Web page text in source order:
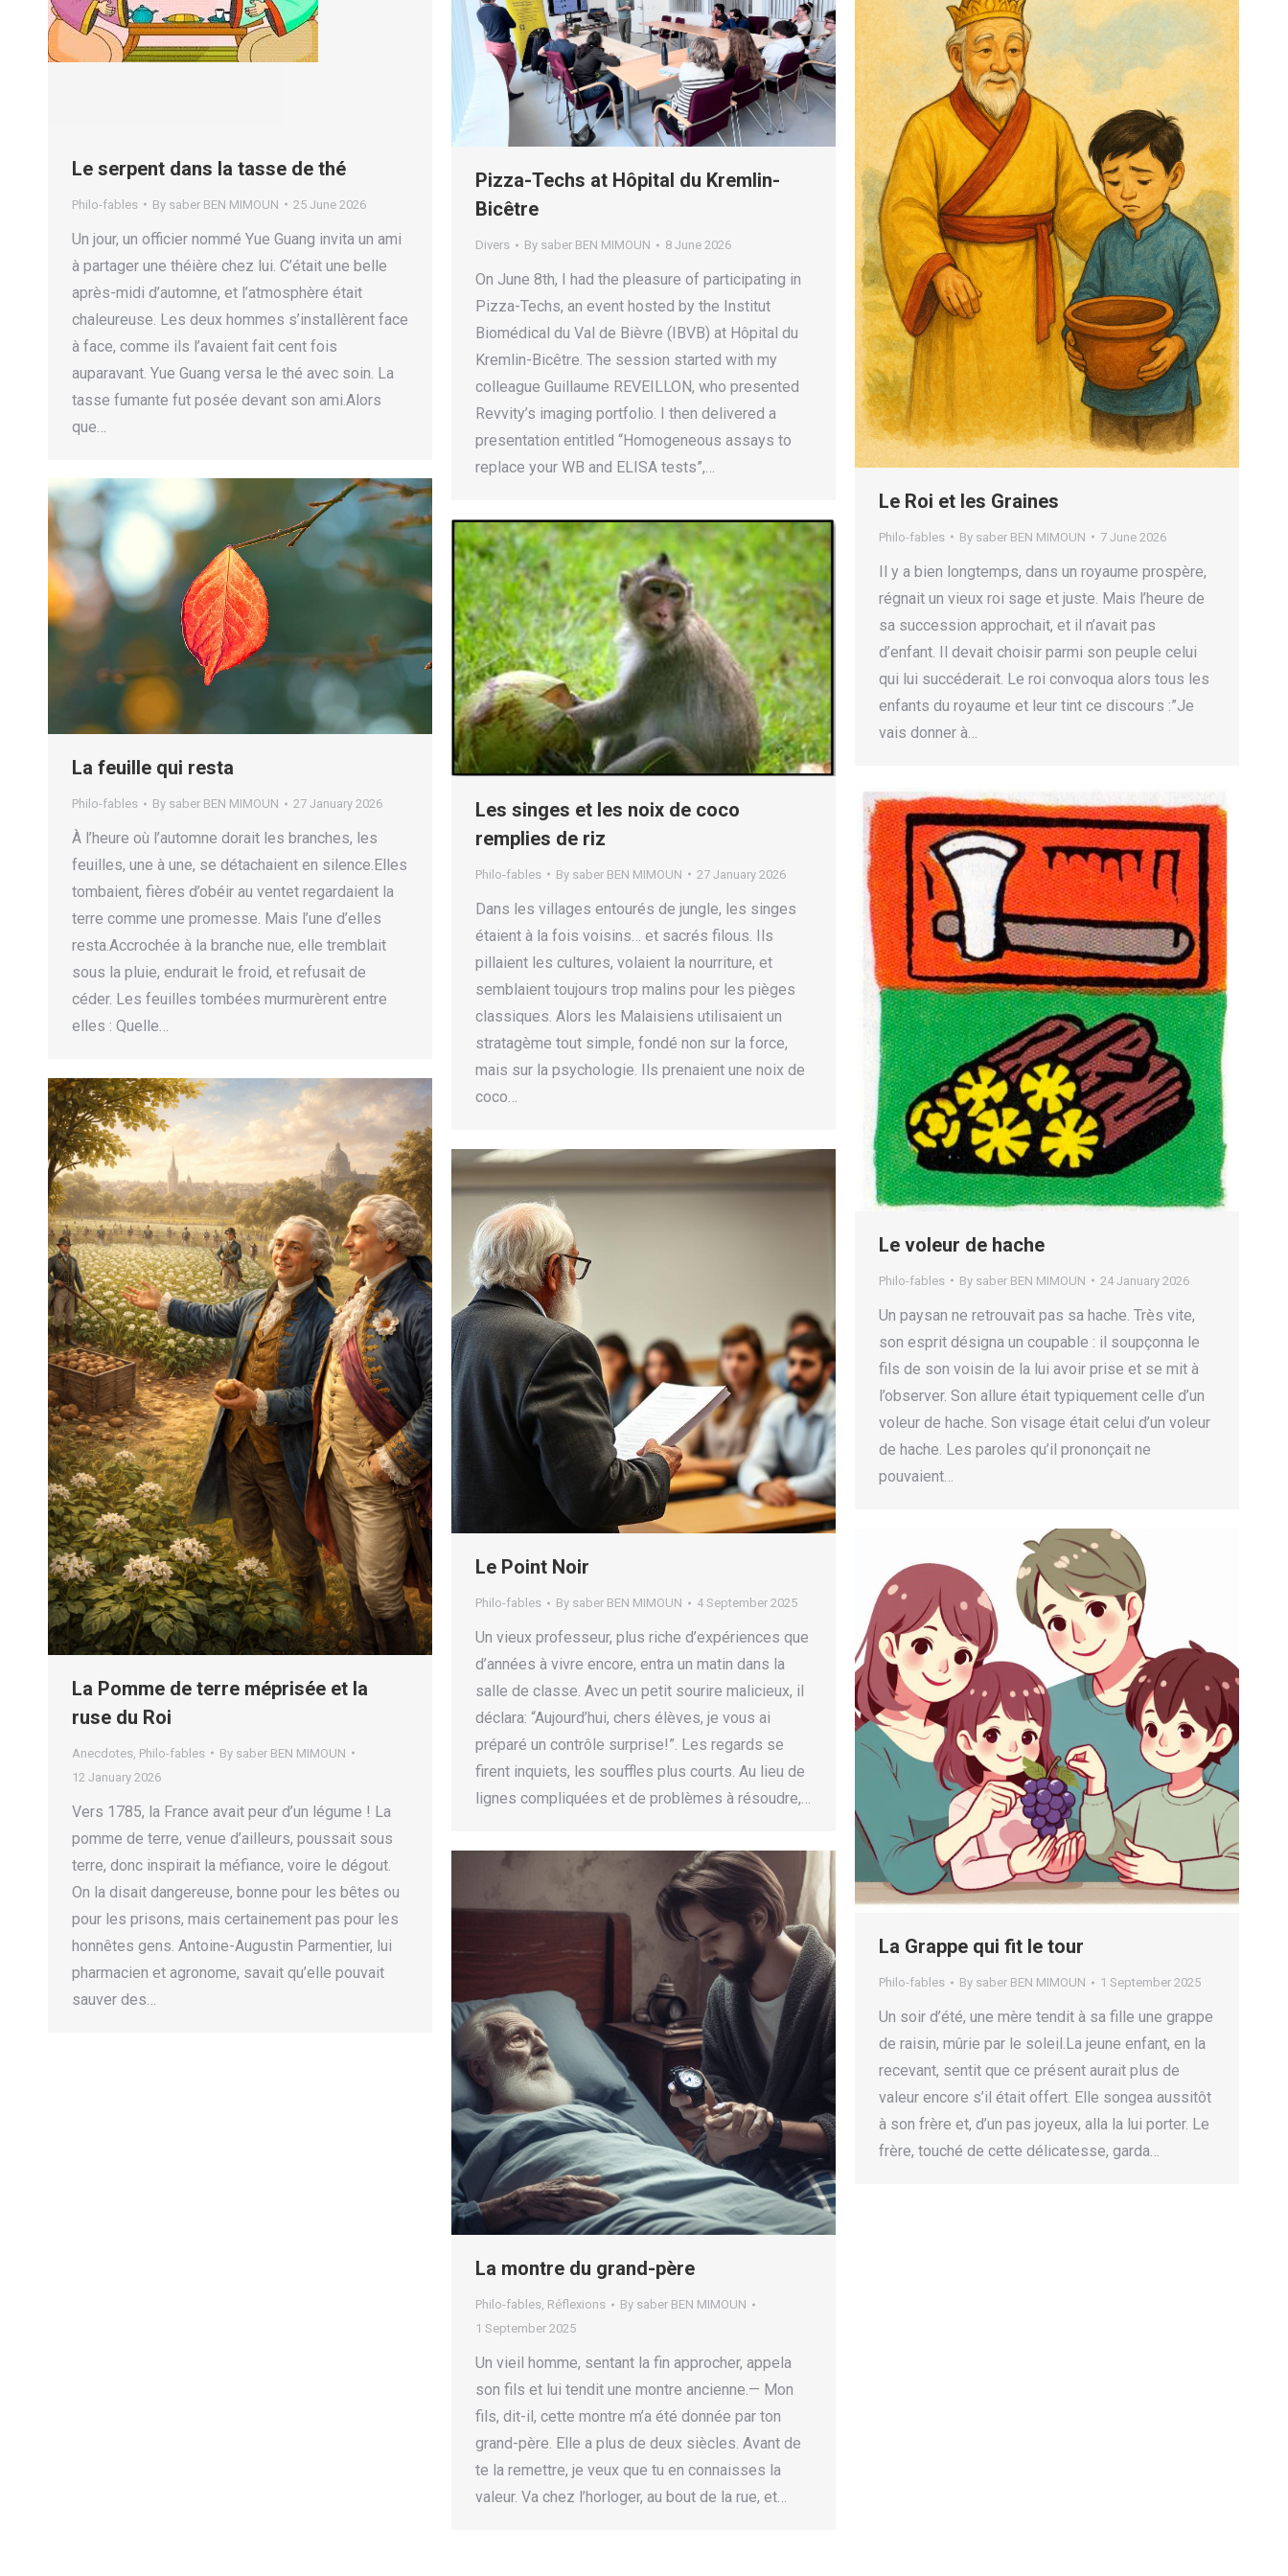
Le serpent dans la tasse de thé
Philo-fables By saber BEN MIMOUN 25 June 2026
Un jour, un officier nommé Yue Guang invita un ami
à partager une théière chez lui. C’était une belle
après-midi d’automne, et l’atmosphère était
chaleureuse. Les deux hommes s’installèrent face
à face, comme ils l’avaient fait cent fois
auparavant. Yue Guang versa le thé avec soin. La
tasse fumante fut posée devant son ami.Alors
que…
Pizza-Techs at Hôpital du Kremlin-
Bicêtre
Divers By saber BEN MIMOUN 8 June 2026
On June 8th, I had the pleasure of participating in
Pizza-Techs, an event hosted by the Institut
Biomédical du Val de Bièvre (IBVB) at Hôpital du
Kremlin-Bicêtre. The session started with my
colleague Guillaume REVEILLON, who presented
Revvity’s imaging portfolio. I then delivered a
presentation entitled “Homogeneous assays to
replace your WB and ELISA tests”,…
Le Roi et les Graines
Philo-fables By saber BEN MIMOUN 7 June 2026
Il y a bien longtemps, dans un royaume prospère,
régnait un vieux roi sage et juste. Mais l’heure de
sa succession approchait, et il n’avait pas
d’enfant. Il devait choisir parmi son peuple celui
qui lui succéderait. Le roi convoqua alors tous les
enfants du royaume et leur tint ce discours :”Je
vais donner à…
La feuille qui resta
Philo-fables By saber BEN MIMOUN 27 January 2026
À l’heure où l’automne dorait les branches, les
feuilles, une à une, se détachaient en silence.Elles
tombaient, fières d’obéir au ventet regardaient la
terre comme une promesse. Mais l’une d’elles
resta.Accrochée à la branche nue, elle tremblait
sous la pluie, endurait le froid, et refusait de
céder. Les feuilles tombées murmurèrent entre
elles : Quelle…
Les singes et les noix de coco
remplies de riz
Philo-fables By saber BEN MIMOUN 27 January 2026
Dans les villages entourés de jungle, les singes
étaient à la fois voisins… et sacrés filous. Ils
pillaient les cultures, volaient la nourriture, et
semblaient toujours trop malins pour les pièges
classiques. Alors les Malaisiens utilisaient un
stratagème tout simple, fondé non sur la force,
mais sur la psychologie. Ils prenaient une noix de
coco…
Le voleur de hache
Philo-fables By saber BEN MIMOUN 24 January 2026
Un paysan ne retrouvait pas sa hache. Très vite,
son esprit désigna un coupable : il soupçonna le
fils de son voisin de la lui avoir prise et se mit à
l’observer. Son allure était typiquement celle d’un
voleur de hache. Son visage était celui d’un voleur
de hache. Les paroles qu’il prononçait ne
pouvaient…
La Pomme de terre méprisée et la
ruse du Roi
Anecdotes Philo-fables By saber BEN MIMOUN
12 January 2026
Vers 1785, la France avait peur d’un légume ! La
pomme de terre, venue d’ailleurs, poussait sous
terre, donc inspirait la méfiance, voire le dégout.
On la disait dangereuse, bonne pour les bêtes ou
pour les prisons, mais certainement pas pour les
honnêtes gens. Antoine-Augustin Parmentier, lui
pharmacien et agronome, savait qu’elle pouvait
sauver des…
Le Point Noir
Philo-fables By saber BEN MIMOUN 4 September 2025
Un vieux professeur, plus riche d’expériences que
d’années à vivre encore, entra un matin dans la
salle de classe. Avec un petit sourire malicieux, il
déclara: “Aujourd’hui, chers élèves, je vous ai
préparé un contrôle surprise!”. Les regards se
firent inquiets, les souffles plus courts. Au lieu de
lignes compliquées et de problèmes à résoudre,…
La Grappe qui fit le tour
Philo-fables By saber BEN MIMOUN 1 September 2025
Un soir d’été, une mère tendit à sa fille une grappe
de raisin, mûrie par le soleil.La jeune enfant, en la
recevant, sentit que ce présent aurait plus de
valeur encore s’il était offert. Elle songea aussitôt
à son frère et, d’un pas joyeux, alla la lui porter. Le
frère, touché de cette délicatesse, garda…
La montre du grand-père
Philo-fables, Réflexions By saber BEN MIMOUN
1 September 2025
Un vieil homme, sentant la fin approcher, appela
son fils et lui tendit une montre ancienne.— Mon
fils, dit-il, cette montre m’a été donnée par ton
grand-père. Elle a plus de deux siècles. Avant de
te la remettre, je veux que tu en connaisses la
valeur. Va chez l’horloger, au bout de la rue, et…